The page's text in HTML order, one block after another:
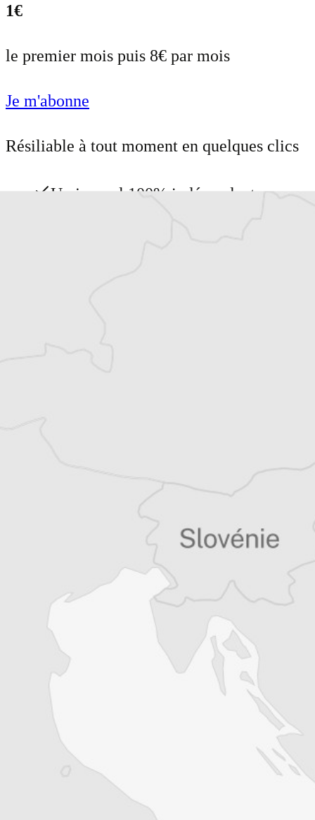
1€
le premier mois puis 8€ par mois
Je m'abonne
Résiliable à tout moment en quelques clics
Un journal 100% indépendant